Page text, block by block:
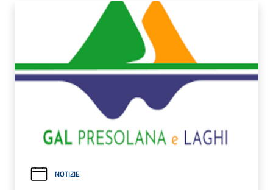
NOTIZIE